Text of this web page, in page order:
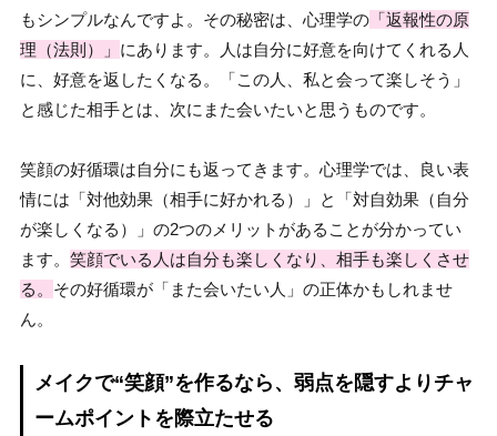
もシンプルなんですよ。その秘密は、心理学の 「返報性の原
理（法則）」 にあります。人は自分に好意を向けてくれる人
に、好意を返したくなる。「この人、私と会って楽しそう」
と感じた相手とは、次にまた会いたいと思うものです。
笑顔の好循環は自分にも返ってきます。心理学では、良い表
情には「対他効果（相手に好かれる）」と「対自効果（自分
が楽しくなる）」の2つのメリットがあることが分かってい
ます。 笑顔でいる人は自分も楽しくなり、相手も楽しくさせ
る。 その好循環が「また会いたい人」の正体かもしれませ
ん。
メイクで“笑顔”を作るなら、弱点を隠すよりチャ
ームポイントを際立たせる